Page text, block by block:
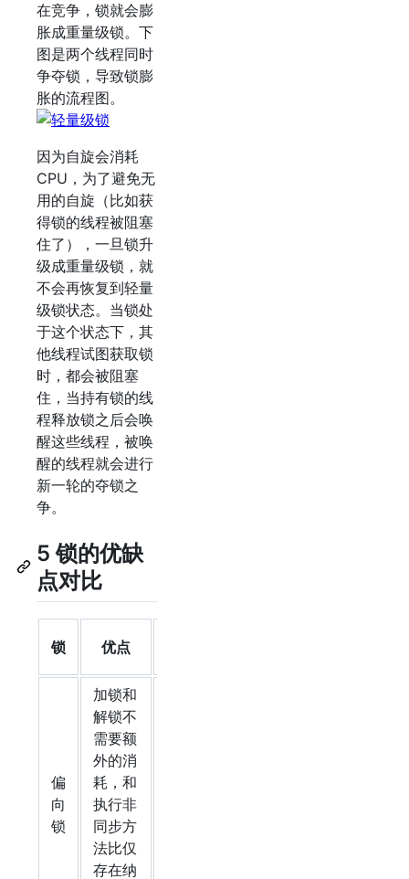
在竞争，锁就会膨
胀成重量级锁。下
图是两个线程同时
争夺锁，导致锁膨
胀的流程图。
因为自旋会消耗
CPU，为了避免无
用的自旋（比如获
得锁的线程被阻塞
住了），一旦锁升
级成重量级锁，就
不会再恢复到轻量
级锁状态。当锁处
于这个状态下，其
他线程试图获取锁
时，都会被阻塞
住，当持有锁的线
程释放锁之后会唤
醒这些线程，被唤
醒的线程就会进行
新一轮的夺锁之
争。
5 锁的优缺
点对比
锁 优点
偏
向
锁
加锁和
解锁不
需要额
外的消
耗，和
执行非
同步方
法比仅
存在纳